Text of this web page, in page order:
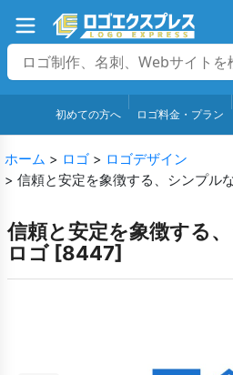
初めての方へ ロゴ料金・プラン
ホーム > ロゴ > ロゴデザイン
> 信頼と安定を象徴する、シンプル
信頼と安定を象徴する
ロゴ [8447]